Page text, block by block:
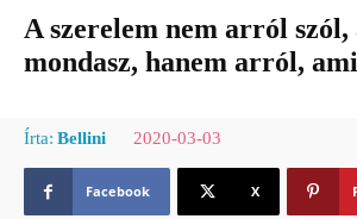
A szerelem nem arról
mondasz, hanem arról,
Írta: Bellini 2020-03-03
Facebook X